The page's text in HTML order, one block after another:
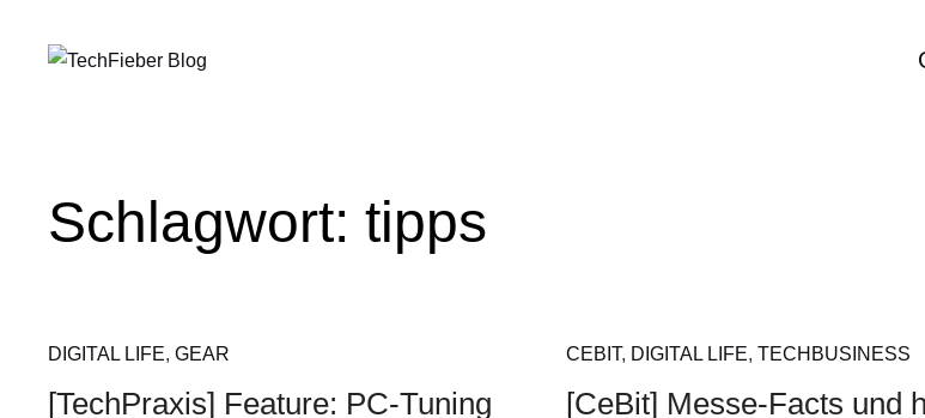
Schlagwort:tipps
DIGITAL LIFE,GEAR
[TechPraxis] Feature: PC-Tuning
CEBIT, DIGITAL LIFE, TECHBUSINESS
[CeBit] Messe-Facts und